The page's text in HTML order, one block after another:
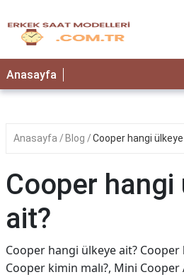
Anasayfa
Anasayfa Blog Cooper hangi
Cooper hangi
ait?
Cooper hangi ülkeye ait? Cooper
Cooper kimin malı?, Mini Cooper